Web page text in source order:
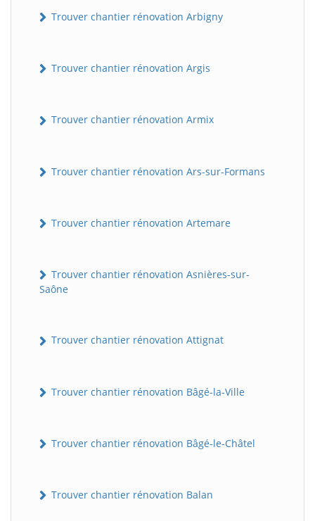
Trouver chantier rénovation Arbigny
Trouver chantier rénovation Argis
Trouver chantier rénovation Armix
Trouver chantier rénovation Ars-sur-Formans
Trouver chantier rénovation Artemare
Trouver chantier rénovation Asnières-sur-
Saône
Trouver chantier rénovation Attignat
Trouver chantier rénovation Bâgé-la-Ville
Trouver chantier rénovation Bâgé-le-Châtel
Trouver chantier rénovation Balan